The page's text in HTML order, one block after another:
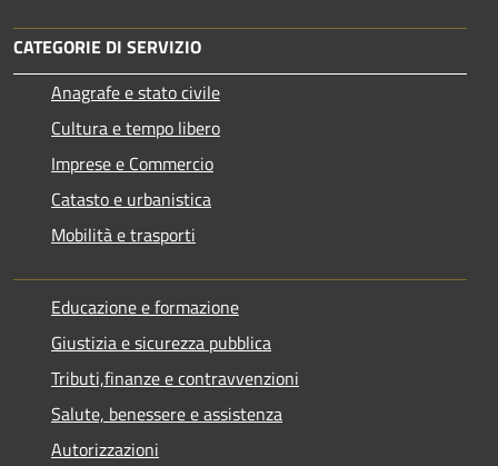
CATEGORIE DI SERVIZIO
Anagrafe e stato civile
Cultura e tempo libero
Imprese e Commercio
Catasto e urbanistica
Mobilità e trasporti
Educazione e formazione
Giustizia e sicurezza pubblica
Tributi,finanze e contravvenzioni
Salute, benessere e assistenza
Autorizzazioni